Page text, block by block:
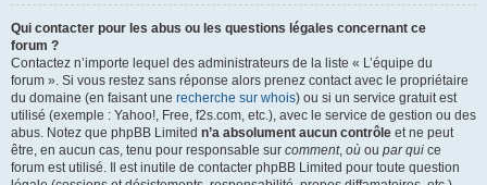
Qui contacter pour les abus ou les questions légales concernant ce
forum ?
Contactez n’importe lequel des administrateurs de la liste « L’équipe du
forum ». Si vous restez sans réponse alors prenez contact avec le propriétaire
du domaine (en faisant une recherche sur whois) ou si un service gratuit est
utilisé (exemple : Yahoo!, Free, f2s.com, etc.), avec le service de gestion ou des
abus. Notez que phpBB Limited n’a absolument aucun contrôle et ne peut
être, en aucun cas, tenu pour responsable sur comment, où ou par qui ce
forum est utilisé. Il est inutile de contacter phpBB Limited pour toute question